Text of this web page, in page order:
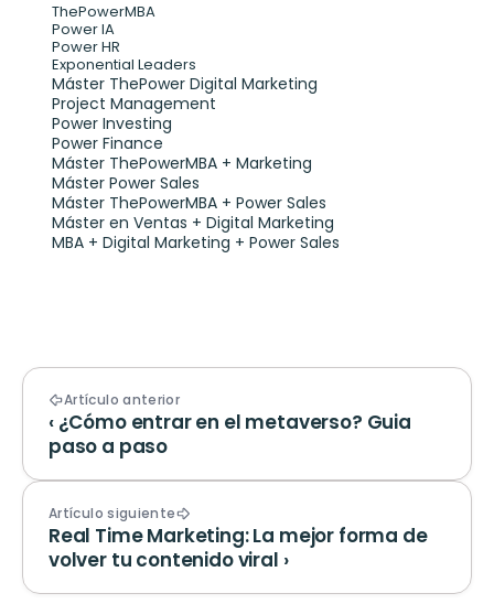
ThePowerMBA
Power IA
Power HR
Exponential Leaders
Máster ThePower Digital Marketing
Project Management
Power Investing
Power Finance
Máster ThePowerMBA + Marketing
Máster Power Sales
Máster ThePowerMBA + Power Sales
Máster en Ventas + Digital Marketing
MBA + Digital Marketing + Power Sales
Artículo anterior
‹ ¿Cómo entrar en el metaverso? Guia
paso a paso
Artículo siguiente
Real Time Marketing: La mejor forma de
volver tu contenido viral ›